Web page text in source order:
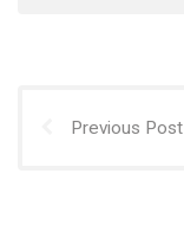
Previous Post